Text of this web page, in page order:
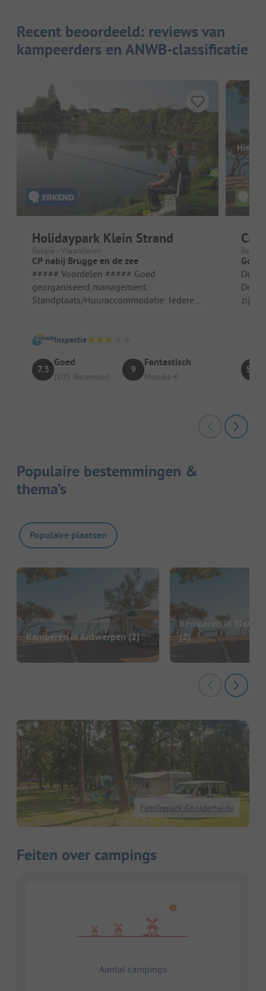
Recent beoordeeld: reviews van
kampeerders en ANWB-classificatie
Holidaypark Klein Strand
België - Vlaanderen
CP nabij Brugge en de zee
##### Voordelen ##### Goed
georganiseerd management.
Standplaats/Huuraccommodatie: Iedere
Inspectie
7.3
Goed
(105 Recensies)
9
Fantastisch
Monika K
Hier
België
De
De
zijn
5.3
Populaire bestemmingen &
thema’s
Populaire plaatsen
Kamperen in Antwerpen (2)
Kamperen in
(2)
Familiepark Goolderheide
Feiten over campings
Aantal campings